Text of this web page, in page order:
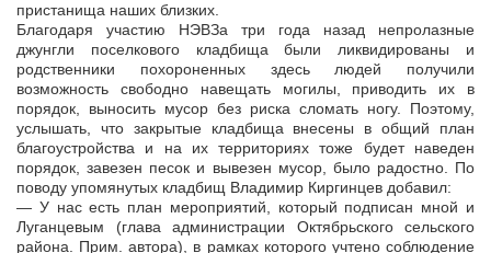
пристанища наших близких.
Благодаря участию НЭВЗа три года назад непролазные
джунгли поселкового кладбища были ликвидированы и
родственники похороненных здесь людей получили
возможность свободно навещать могилы, приводить их в
порядок, выносить мусор без риска сломать ногу. Поэтому,
услышать, что закрытые кладбища внесены в общий план
благоустройства и на их территориях тоже будет наведен
порядок, завезен песок и вывезен мусор, было радостно. По
поводу упомянутых кладбищ Владимир Киргинцев добавил:
— У нас есть план мероприятий, который подписан мной и
Луганцевым (глава администрации Октябрьского сельского
района. Прим. автора), в рамках которого учтено соблюдение